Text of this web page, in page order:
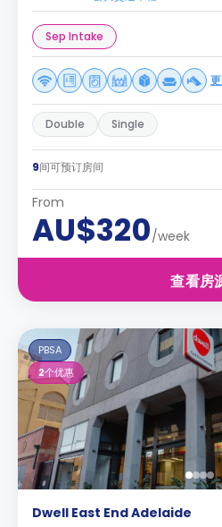
Sep Intake
Double Single
9间可预订房间
From
AU$320/week
查看房
PBSA
2个优惠
Dwell East End Adelaide